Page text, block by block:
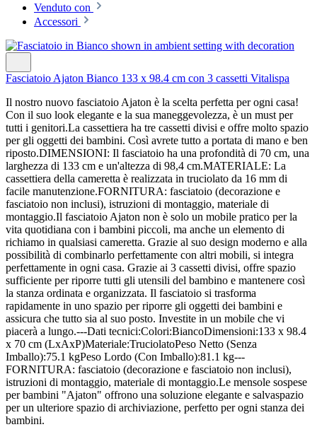
Venduto con
Accessori
Fasciatoio Ajaton Bianco 133 x 98.4 cm con 3 cassetti Vitalispa
Il nostro nuovo fasciatoio Ajaton è la scelta perfetta per ogni casa!
Con il suo look elegante e la sua maneggevolezza, è un must per
tutti i genitori.La cassettiera ha tre cassetti divisi e offre molto spazio
per gli oggetti dei bambini. Così avrete tutto a portata di mano e ben
riposto.DIMENSIONI: Il fasciatoio ha una profondità di 70 cm, una
larghezza di 133 cm e un'altezza di 98,4 cm.MATERIALE: La
cassettiera della cameretta è realizzata in truciolato da 16 mm di
facile manutenzione.FORNITURA: fasciatoio (decorazione e
fasciatoio non inclusi), istruzioni di montaggio, materiale di
montaggio.Il fasciatoio Ajaton non è solo un mobile pratico per la
vita quotidiana con i bambini piccoli, ma anche un elemento di
richiamo in qualsiasi cameretta. Grazie al suo design moderno e alla
possibilità di combinarlo perfettamente con altri mobili, si integra
perfettamente in ogni casa. Grazie ai 3 cassetti divisi, offre spazio
sufficiente per riporre tutti gli utensili del bambino e mantenere così
la stanza ordinata e organizzata. Il fasciatoio si trasforma
rapidamente in uno spazio per riporre gli oggetti dei bambini e
assicura che tutto sia al suo posto. Investite in un mobile che vi
piacerà a lungo.---Dati tecnici:Colori:BiancoDimensioni:133 x 98.4
x 70 cm (LxAxP)Materiale:TruciolatoPeso Netto (Senza
Imballo):75.1 kgPeso Lordo (Con Imballo):81.1 kg---
FORNITURA: fasciatoio (decorazione e fasciatoio non inclusi),
istruzioni di montaggio, materiale di montaggio.Le mensole sospese
per bambini "Ajaton" offrono una soluzione elegante e salvaspazio
per un ulteriore spazio di archiviazione, perfetto per ogni stanza dei
bambini.